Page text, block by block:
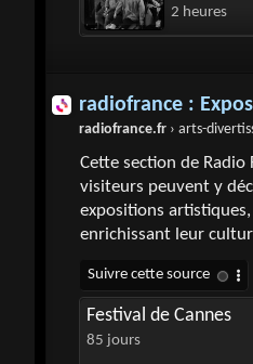
2 heures
radiofrance :
radiofrance.fr › arts-divertissements ›
Cette section de Radio
visiteurs peuvent y
expositions
enrichissant leur
Festival de Cannes
85 jours